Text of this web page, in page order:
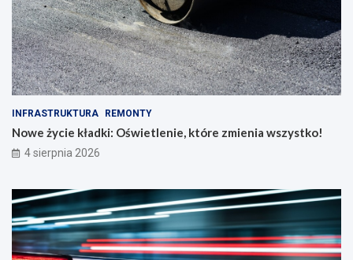
INFRASTRUKTURA REMONTY
Nowe życie kładki: Oświetlenie, które zmienia wszystko!
4 sierpnia 2026